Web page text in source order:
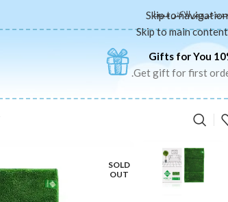
Skip to navigation
Skip to main content
عروضالاكثر مبيعا
10% Gifts
Get gift for first
SOLD
OUT